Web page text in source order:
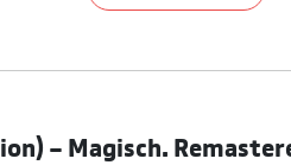
– Magisch.